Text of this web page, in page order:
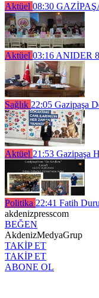
Aktüel 08:30
Aktüel 03:16 ANIDER 8
Sağlık 22:05 Gazipaşa
Aktüel 21:53 Gazipaşa
Politika 22:41 Fatih
akdenizpresscom
BEĞEN
AkdenizMedyaGrup
TAKİP ET
TAKİP ET
ABONE OL